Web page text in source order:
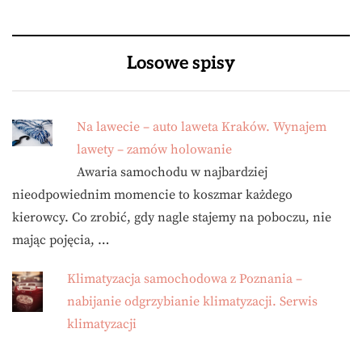
Losowe spisy
Na lawecie – auto laweta Kraków. Wynajem
lawety – zamów holowanie
Awaria samochodu w najbardziej
nieodpowiednim momencie to koszmar każdego
kierowcy. Co zrobić, gdy nagle stajemy na poboczu, nie
mając pojęcia, …
Klimatyzacja samochodowa z Poznania –
nabijanie odgrzybianie klimatyzacji. Serwis
klimatyzacji